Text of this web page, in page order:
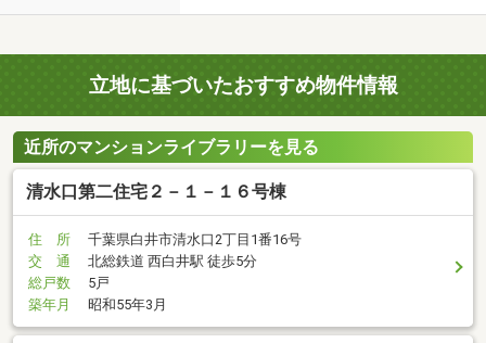
立地に基づいたおすすめ物件情報
近所のマンションライブラリーを見る
清水口第二住宅２－１－１６号棟
住 所
千葉県白井市清水口2丁目1番16号
交 通
北総鉄道 西白井駅 徒歩5分
総戸数
5戸
築年月
昭和55年3月